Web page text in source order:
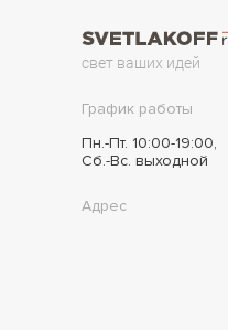
свет ваших идей
График работы
Пн.-Пт. 10:00-19:00,
Сб.-Вс. выходной
Адрес